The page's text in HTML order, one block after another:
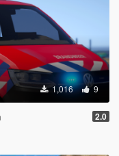
1,016 9
2.0